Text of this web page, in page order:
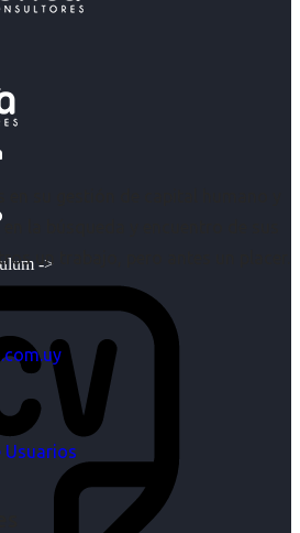
->
en su gestión de capital humano y
la búsqueda y encuentro de sus
un trabajo, pero antes un placer.
Usuarios